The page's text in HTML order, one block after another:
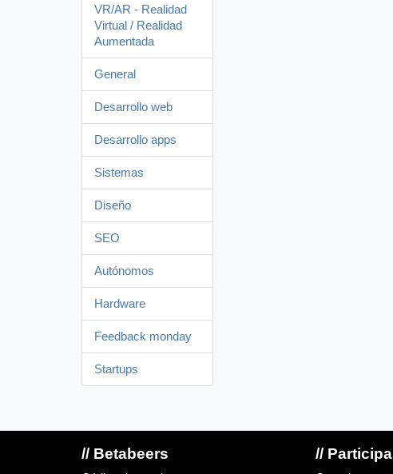
VR/AR - Realidad
Virtual / Realidad
Aumentada
General
Desarrollo web
Desarrollo apps
Sistemas
Diseño
SEO
Autónomos
Hardware
Feedback monday
Startups
// Betabeers // Participa